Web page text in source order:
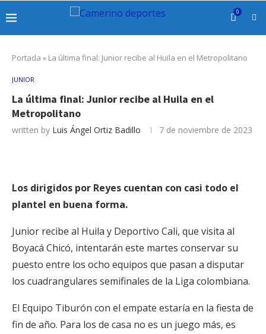
0
Portada » La última final: Junior recibe al Huila en el Metropolitano
JUNIOR
La última final: Junior recibe al Huila en el
Metropolitano
written by Luis Ángel Ortiz Badillo 7 de noviembre de 2023
Los dirigidos por Reyes cuentan con casi todo el
plantel en buena forma.
Junior recibe al Huila y Deportivo Cali, que visita al
Boyacá Chicó, intentarán este martes conservar su
puesto entre los ocho equipos que pasan a disputar
los cuadrangulares semifinales de la Liga colombiana.
El Equipo Tiburón con el empate estaría en la fiesta de
fin de año. Para los de casa no es un juego más, es